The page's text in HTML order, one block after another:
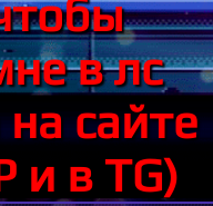
в лс
сайте
и в TG)